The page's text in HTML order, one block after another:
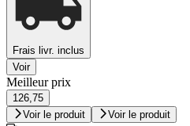
Frais livr. inclus
Voir
Meilleur prix
126,75
Voir le produit
Voir le produit